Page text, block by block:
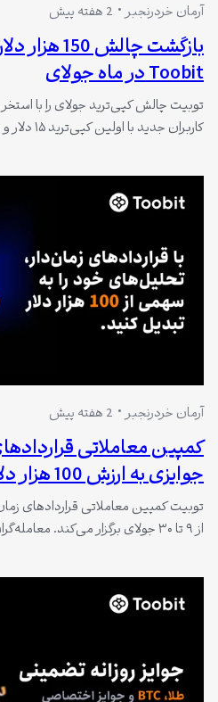
آرمان خردرنجبر 2 هفته پیش
بازگشت
Toobit در ماه جولای
شخصی و دنبال‌کنندگان رقابت می‌کنند.
آرمان خردرنجبر 2 هفته پیش
جوایزی به ارزش 100 هزار دلار
دلار کسب می‌کنند.